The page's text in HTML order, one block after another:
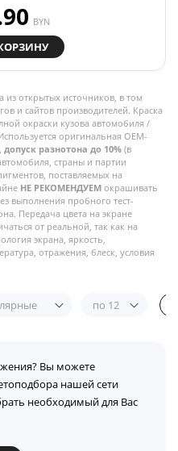
BYN
открытых источников, в том
и сайтов производителей. Краска
окраски кузова автомобиля /
оригинальная OEM-
допуск разнотона до 10% (в
страны и партии
поставляемых на
НЕ РЕКОМЕНДУЕМ окрашивать
выполнения пробного тест-
Передача цвета на экране
от реальной, так как на
экрана, яркость,
отражения, блеск, условия
по 12
Вы можете
нашей сети
необходимый для Вас